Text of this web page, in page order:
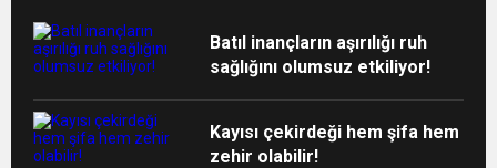
Batıl inançların aşırılığı ruh
sağlığını olumsuz etkiliyor!
Kayısı çekirdeği hem şifa hem
zehir olabilir!